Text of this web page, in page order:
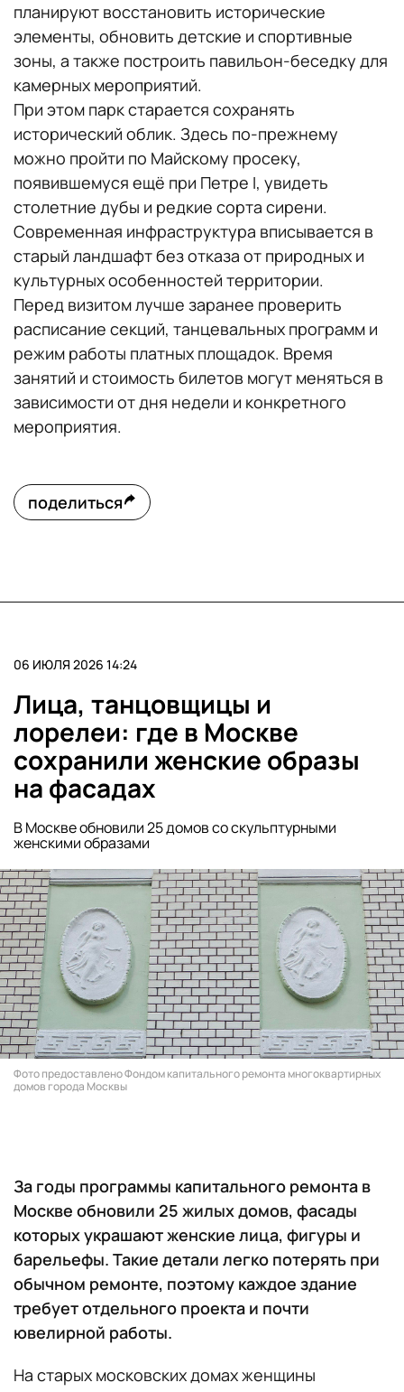
планируют восстановить исторические
элементы, обновить детские и спортивные
зоны, а также построить павильон-беседку для
камерных мероприятий.
При этом парк старается сохранять
исторический облик. Здесь по-прежнему
можно пройти по Майскому просеку,
появившемуся ещё при Петре I, увидеть
столетние дубы и редкие сорта сирени.
Современная инфраструктура вписывается в
старый ландшафт без отказа от природных и
культурных особенностей территории.
Перед визитом лучше заранее проверить
расписание секций, танцевальных программ и
режим работы платных площадок. Время
занятий и стоимость билетов могут меняться в
зависимости от дня недели и конкретного
мероприятия.
поделиться
06 ИЮЛЯ 2026 14:24
Лица, танцовщицы и
лорелеи: где в Москве
сохранили женские образы
на фасадах
В Москве обновили 25 домов со скульптурными
женскими образами
Фото предоставлено Фондом капитального ремонта многоквартирных
домов города Москвы
За годы программы капитального ремонта в
Москве обновили 25 жилых домов, фасады
которых украшают женские лица, фигуры и
барельефы. Такие детали легко потерять при
обычном ремонте, поэтому каждое здание
требует отдельного проекта и почти
ювелирной работы.
На старых московских домах женщины